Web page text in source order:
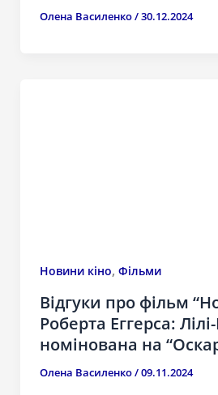
Олена Василенко/30.12.2024
Новини кіно, Фільми
Відгуки про фільм
Роберта Еггерса:
номінована на
Олена Василенко/09.11.2024